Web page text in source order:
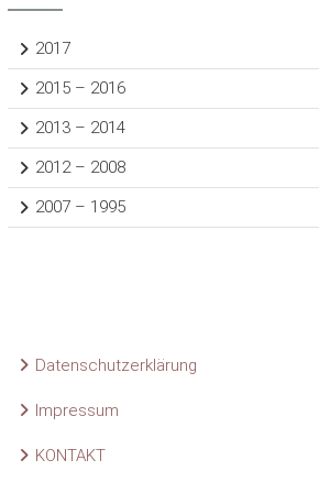
2017
2015 – 2016
2013 – 2014
2012 – 2008
2007 – 1995
Datenschutzerklärung
Impressum
KONTAKT